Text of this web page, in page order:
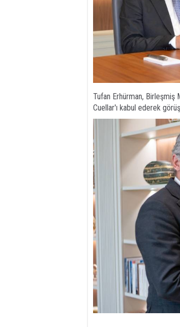
Tufan Erhürman, Birleşmiş
Cuellar'ı kabul ederek